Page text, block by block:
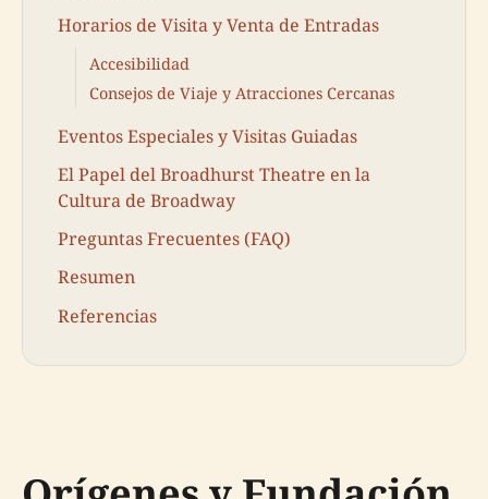
Horarios de Visita y Venta de Entradas
Accesibilidad
Consejos de Viaje y Atracciones Cercanas
Eventos Especiales y Visitas Guiadas
El Papel del Broadhurst Theatre en la
Cultura de Broadway
Preguntas Frecuentes (FAQ)
Resumen
Referencias